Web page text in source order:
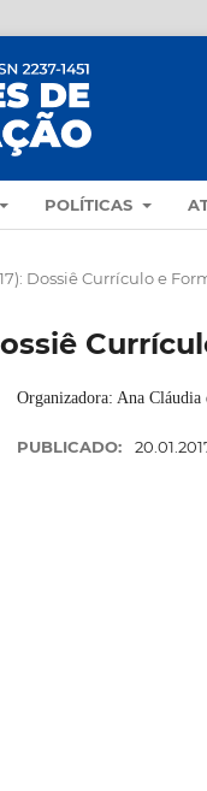
POLÍTICAS
Dossiê Currículo e
Organizadora: Ana
PUBLICADO: